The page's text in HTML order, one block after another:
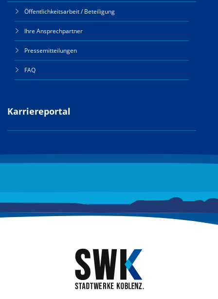
Öffentlichkeitsarbeit / Beteiligung
Ihre Ansprechpartner
Pressemitteilungen
FAQ
Karriereportal